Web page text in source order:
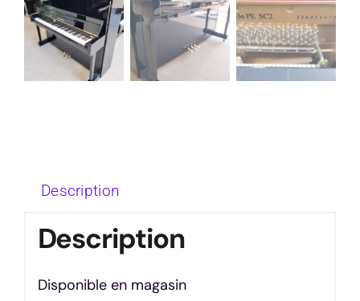
Description
Description
Disponible en magasin